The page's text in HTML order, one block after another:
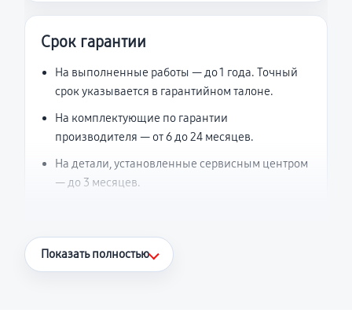
Срок гарантии
На выполненные работы — до 1 года. Точный
срок указывается в гарантийном талоне.
На комплектующие по гарантии
производителя — от 6 до 24 месяцев.
На детали, установленные сервисным центром
— до 3 месяцев.
Что считается гарантийным случаем
Показать полностью